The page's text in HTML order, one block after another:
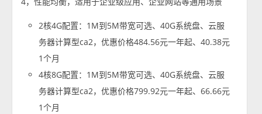
2核4G配置：1M到5M带宽可选、40G系统盘、云服
务器计算型ca2，优惠价格484.56元一年起、40.38元
1个月
4核8G配置：1M到5M带宽可选、40G系统盘、云服
务器计算型ca2，优惠价格799.92元一年起、66.66元
1个月